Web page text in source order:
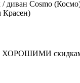
ХОРОШИМИ